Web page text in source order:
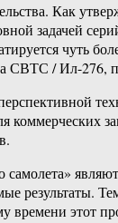
Как
задачей
чуть
СВТС / Ил-276,
результаты.
этот